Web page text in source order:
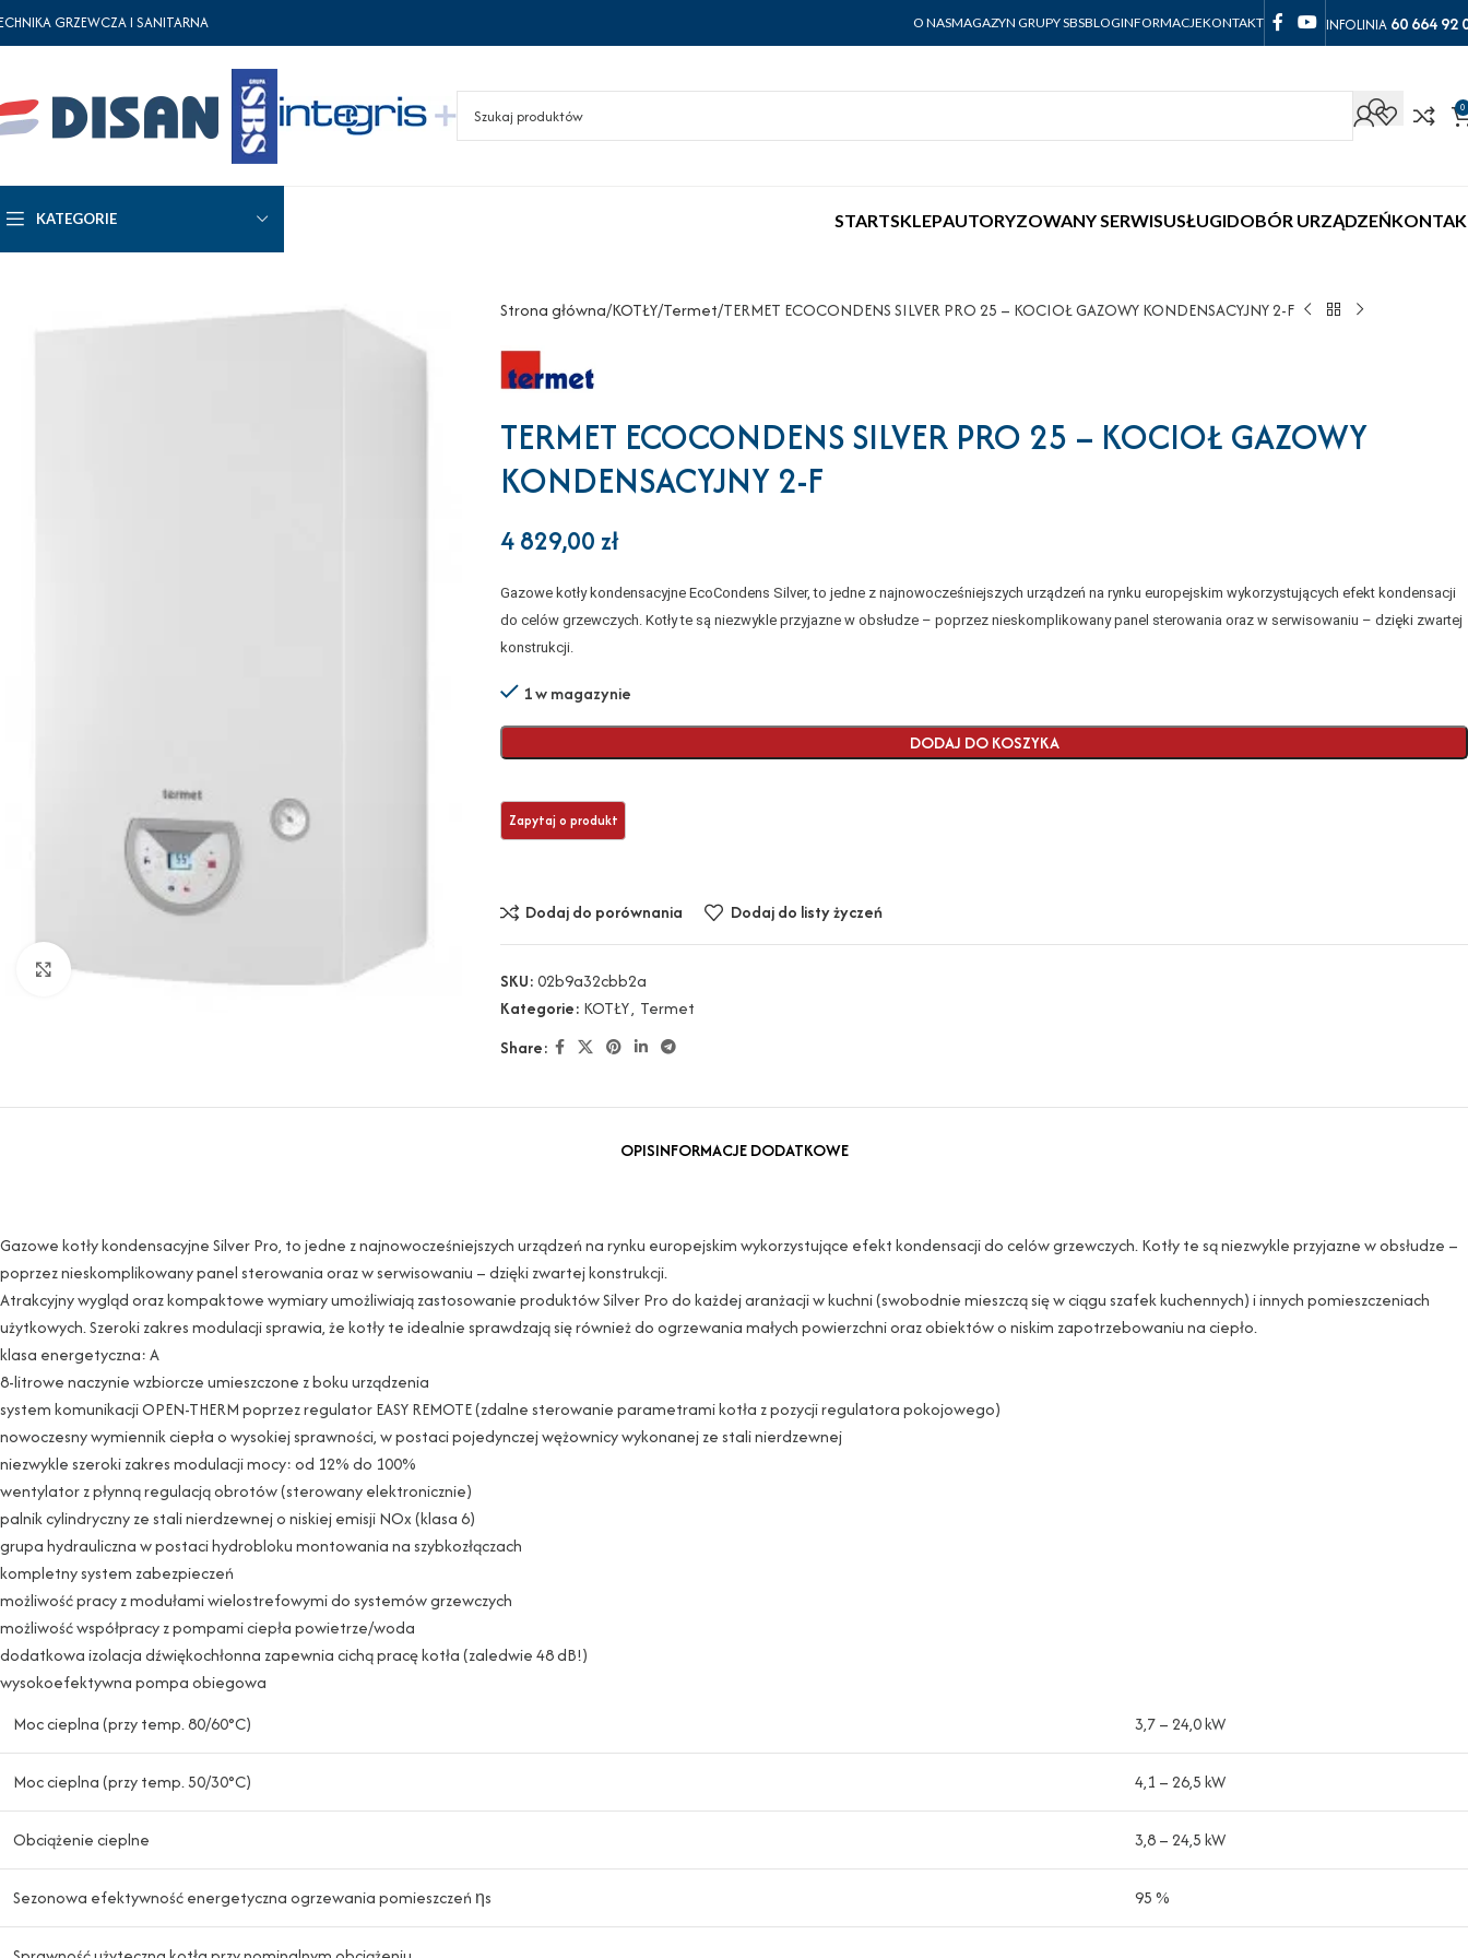
GRZEWCZA I SANITARNA O NASMAGAZYN GRUPY SBSBLOGINFORMACJEKONTAKT INFOLINIA 60 664 92
0
KATEGORIE STARTSKLEPAUTORYZOWANY SERWISUSŁUGIDOBÓR URZĄDZEŃ
Powiększ
Strona główna KOTŁY Termet TERMET ECOCONDENS SILVER PRO 25 – KOCIOŁ GAZOWY KONDENSACYJNY 2-F
TERMET ECOCONDENS SILVER PRO 25 – KOCIOŁ GAZOWY
KONDENSACYJNY 2-F
4 829,00zł
Gazowe kotły kondensacyjne EcoCondens Silver, to jedne z najnowocześniejszych urządzeń na rynku europejskim wykorzystujących efekt kondensacji
do celów grzewczych. Kotły te są niezwykle przyjazne w obsłudze – poprzez nieskomplikowany panel sterowania oraz w serwisowaniu – dzięki zwartej
konstrukcji.
1 w magazynie
DODAJ DO KOSZYKA
Dodaj do porównania Dodaj do listy życzeń
SKU:02b9a32cbb2a
Kategorie: KOTŁY, Termet
Share:
OPISINFORMACJE DODATKOWE
Gazowe kotły kondensacyjne Silver Pro, to jedne z najnowocześniejszych urządzeń na rynku europejskim wykorzystujące efekt kondensacji do celów grzewczych. Kotły te są niezwykle przyjazne w obsłudze –
poprzez nieskomplikowany panel sterowania oraz w serwisowaniu – dzięki zwartej konstrukcji.
Atrakcyjny wygląd oraz kompaktowe wymiary umożliwiają zastosowanie produktów Silver Pro do każdej aranżacji w kuchni (swobodnie mieszczą się w ciągu szafek kuchennych) i innych pomieszczeniach
użytkowych. Szeroki zakres modulacji sprawia, że kotły te idealnie sprawdzają się również do ogrzewania małych powierzchni oraz obiektów o niskim zapotrzebowaniu na ciepło.
klasa energetyczna: A
8-litrowe naczynie wzbiorcze umieszczone z boku urządzenia
system komunikacji OPEN-THERM poprzez regulator EASY REMOTE (zdalne sterowanie parametrami kotła z pozycji regulatora pokojowego)
nowoczesny wymiennik ciepła o wysokiej sprawności, w postaci pojedynczej wężownicy wykonanej ze stali nierdzewnej
niezwykle szeroki zakres modulacji mocy: od 12% do 100%
wentylator z płynną regulacją obrotów (sterowany elektronicznie)
palnik cylindryczny ze stali nierdzewnej o niskiej emisji NOx (klasa 6)
grupa hydrauliczna w postaci hydrobloku montowania na szybkozłączach
kompletny system zabezpieczeń
możliwość pracy z modułami wielostrefowymi do systemów grzewczych
możliwość współpracy z pompami ciepła powietrze/woda
dodatkowa izolacja dźwiękochłonna zapewnia cichą pracę kotła (zaledwie 48 dB!)
wysokoefektywna pompa obiegowa
Moc cieplna (przy temp. 80/60°C)
3,7 – 24,0 kW
Moc cieplna (przy temp. 50/30°C) 4,1 – 26,5 kW
Obciążenie cieplne 3,8 – 24,5 kW
Sezonowa efektywność energetyczna ogrzewania pomieszczeń ηs 95 %